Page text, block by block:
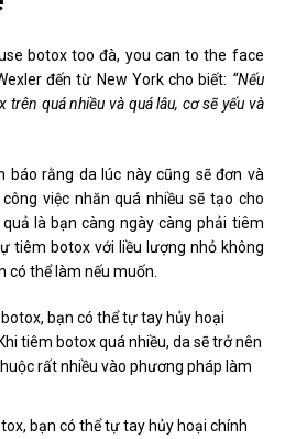
botox too đà, you can to the face
đến từ New York cho biết: “Nếu
trên quá nhiều và quá lâu, cơ sẽ yếu và
báo rằng da lúc này cũng sẽ đơn và
việc nhăn quá nhiều sẽ tạo cho
là bạn càng ngày càng phải tiêm
tiêm botox với liều lượng nhỏ không
có thể làm nếu muốn.
bạn có thể tự tay hủy hoại chính